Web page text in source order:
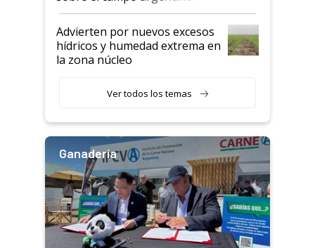
"Estoy muy impresionado"
Advierten por nuevos excesos
hídricos y humedad extrema en
la zona núcleo
Ver todos los temas
Ganadería